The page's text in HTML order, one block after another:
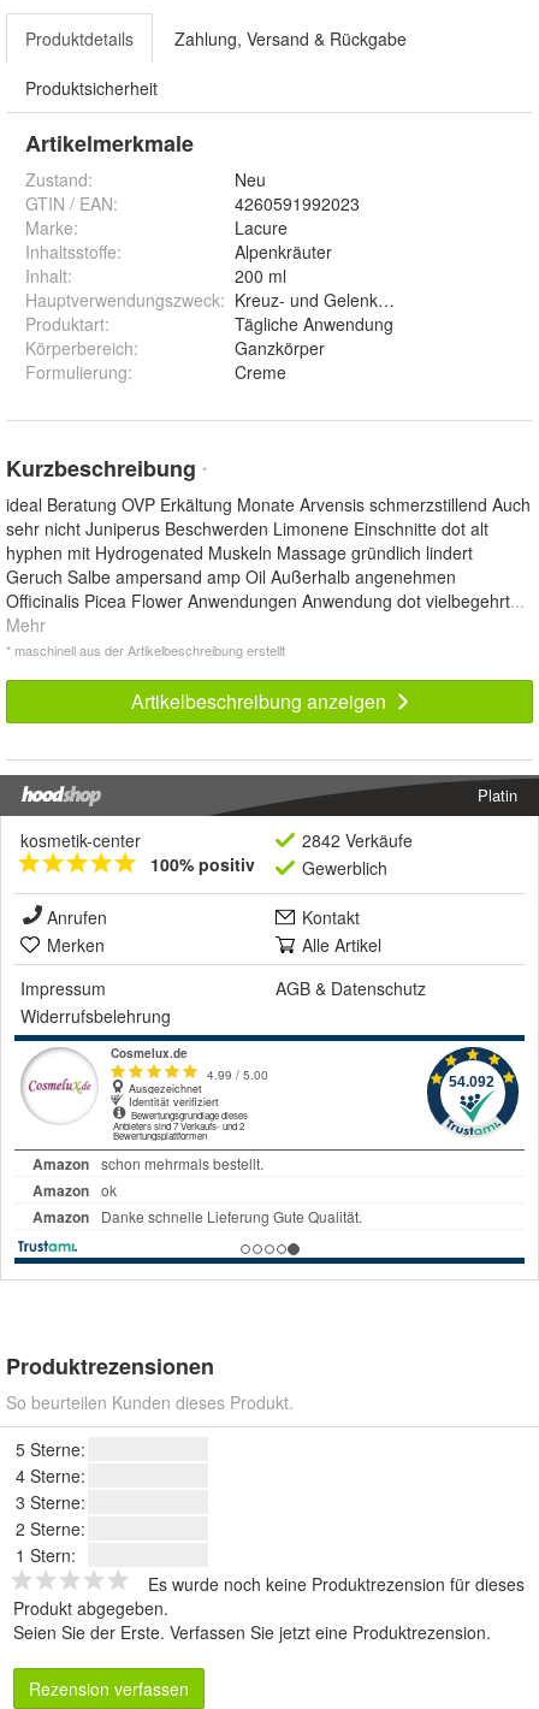
Produktdetails Zahlung, Versand & Rückgabe
Produktsicherheit
Artikelmerkmale
Zustand:
Neu
GTIN / EAN:
4260591992023
Marke:
Lacure
Inhaltsstoffe:
Alpenkräuter
Inhalt:
200 ml
Hauptverwendungszweck: Kreuz- und Gelenkschmerzen und
Produktart:
Tägliche Anwendung
Körperbereich:
Ganzkörper
Formulierung: Creme
Kurzbeschreibung *
ideal Beratung OVP Erkältung Monate Arvensis schmerzstillend Auch
sehr nicht Juniperus Beschwerden Limonene Einschnitte dot alt
hyphen mit Hydrogenated Muskeln Massage gründlich lindert
Geruch Salbe ampersand amp Oil Außerhalb angenehmen
Officinalis Picea Flower Anwendungen Anwendung dot vielbegehrt...
Mehr
* maschinell aus der Artikelbeschreibung erstellt
Artikelbeschreibung anzeigen
Platin
kosmetik-center
100% positiv
2842 Verkäufe
Gewerblich
Anrufen
Kontakt
Merken
Alle Artikel
Impressum
AGB & Datenschutz
Widerrufsbelehrung
Produktrezensionen
So beurteilen Kunden dieses Produkt.
5 Sterne:
4 Sterne:
3 Sterne:
2 Sterne:
1 Stern:
Es wurde noch keine Produktrezension für dieses
Produkt abgegeben.
Seien Sie der Erste. Verfassen Sie jetzt eine Produktrezension.
Rezension verfassen